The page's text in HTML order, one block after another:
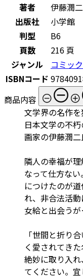
著者
伊藤潤
出版社
小学館
判型
B6
頁数
216 頁
ジャンル
コミッ
ISBNコード
商品内容
文学界の名作を
日本文学の不
画家の伊藤潤二
隣人の幸福が
なって仕方な
につけたのが
れ、非合法活
女給と出会うが
「世間と折り
く愛されてき
絶妙に取り入
てください。宜